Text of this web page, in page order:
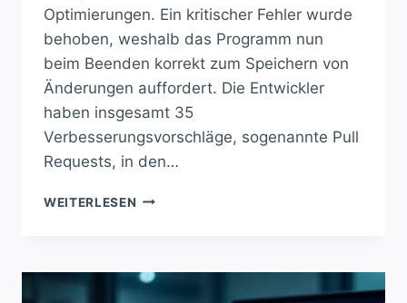
Optimierungen. Ein kritischer Fehler wurde
behoben, weshalb das Programm nun
beim Beenden korrekt zum Speichern von
Änderungen auffordert. Die Entwickler
haben insgesamt 35
Verbesserungsvorschläge, sogenannte Pull
Requests, in den…
WEITERLESEN FREECAD
FEHLER